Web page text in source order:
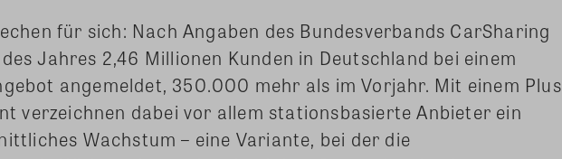
für sich: Nach Angaben des Bundesverbands CarSharing
Jahres 2,46 Millionen Kunden in Deutschland bei einem
angemeldet, 350.000 mehr als im Vorjahr. Mit einem Plus
verzeichnen dabei vor allem stationsbasierte Anbieter ein
Wachstum – eine Variante, bei der die